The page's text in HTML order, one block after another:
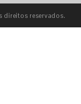
reservados.